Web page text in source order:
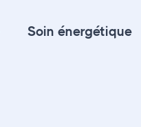
Soin énergétique